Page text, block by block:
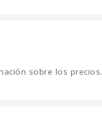
sobre los precios.